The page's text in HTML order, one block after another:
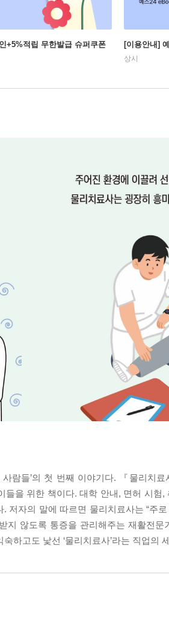
+5%적립 무한발급 슈퍼쿠폰 [이용안내]
상시
람들’의 첫 번째 이야기다. 『물리치
을 위한 책이다. 대학 안내, 면허 시험
자의 말에 따르면 물리치료사는 “주
지 않도록 통증을 관리해주는 재활전문
하고도 낯선 ‘물리치료사’라는 직업의